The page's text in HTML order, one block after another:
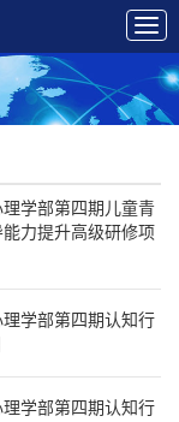
理学部第四期儿童青
力提升高级研修项
理学部第四期认知行
理学部第四期认知行